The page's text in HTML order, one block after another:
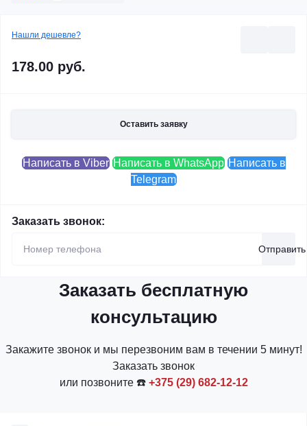
Нашли дешевле?
178.00 руб.
Оставить заявку
Написать в Viber Написать в WhatsApp Написать в
Telegram
Заказать звонок:
Отправить
Заказать бесплатную
консультацию
Закажите звонок и мы перезвоним вам в течении 5 минут!
Заказать звонок
или позвоните ☎️ +375 (29) 682-12-12